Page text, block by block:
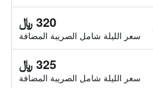
320 ﷼
سعر الليلة شامل الصريبة المضافة
325 ﷼
سعر الليلة شامل الصريبة المضافة